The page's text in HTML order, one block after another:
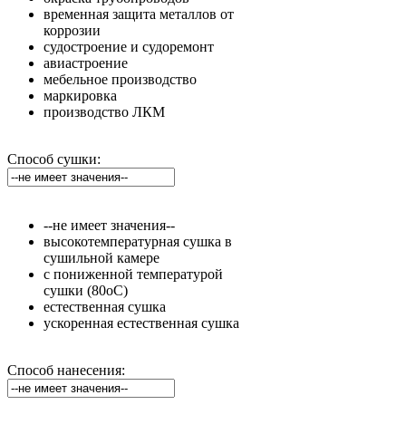
временная защита металлов от
коррозии
судостроение и судоремонт
авиастроение
мебельное производство
маркировка
производство ЛКМ
Способ сушки:
--не имеет значения--
высокотемпературная сушка в
сушильной камере
с пониженной температурой
сушки (80оС)
естественная сушка
ускоренная естественная сушка
Способ нанесения: